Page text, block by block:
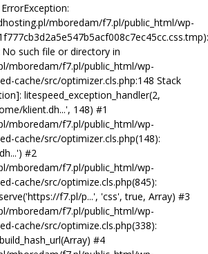
mboredam/f7.pl/public_html/wp-
such file or directory in
mboredam/f7.pl/public_html/wp-
cache/src/optimizer.cls.php:148 Stack
litespeed_exception_handler(2,
klient.dh...', 148) #1
mboredam/f7.pl/public_html/wp-
cache/src/optimizer.cls.php(148):
#2
mboredam/f7.pl/public_html/wp-
cache/src/optimize.cls.php(845):
f7.pl/p...', 'css', true, Array) #3
mboredam/f7.pl/public_html/wp-
cache/src/optimize.cls.php(338):
#4